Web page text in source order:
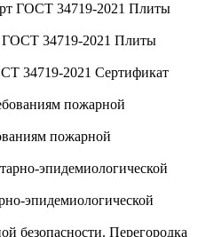
ГОСТ 34719-2021 Плиты
Сертификат
пожарной
эпидемиологической